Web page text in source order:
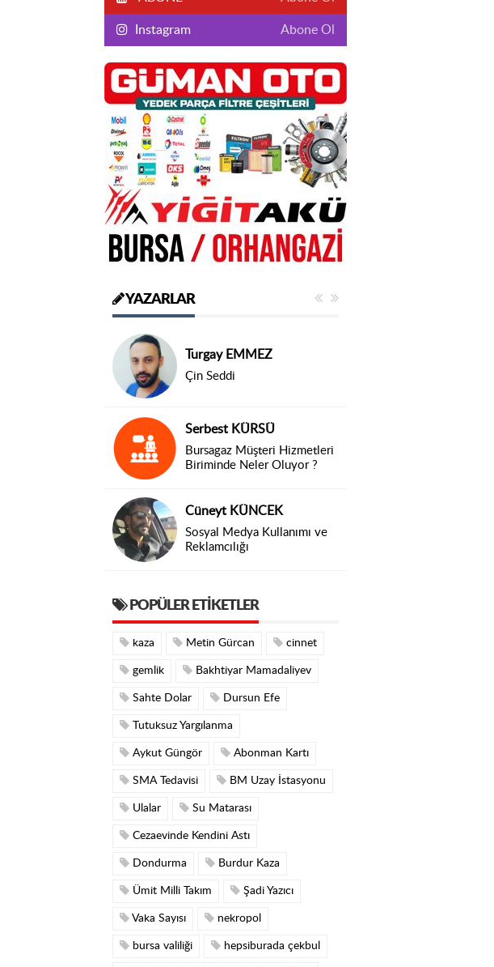
Instagram Abone Ol
YAZARLAR
Turgay EMMEZ
Çin Seddi
Serbest KÜRSÜ
Bursagaz Müşteri Hizmetleri
Biriminde Neler Oluyor ?
Cüneyt KÜNCEK
Sosyal Medya Kullanımı ve
Reklamcılığı
POPÜLER ETIKETLER
kaza Metin Gürcan cinnet
gemlik Bakhtiyar Mamadaliyev
Sahte Dolar Dursun Efe
Tutuksuz Yargılanma
Aykut Güngör Abonman Kartı
SMA Tedavisi BM Uzay İstasyonu
Ulalar Su Matarası
Cezaevinde Kendini Astı
Dondurma Burdur Kaza
Ümit Milli Takım Şadi Yazıcı
Vaka Sayısı nekropol
bursa valiliği hepsiburada çekbul